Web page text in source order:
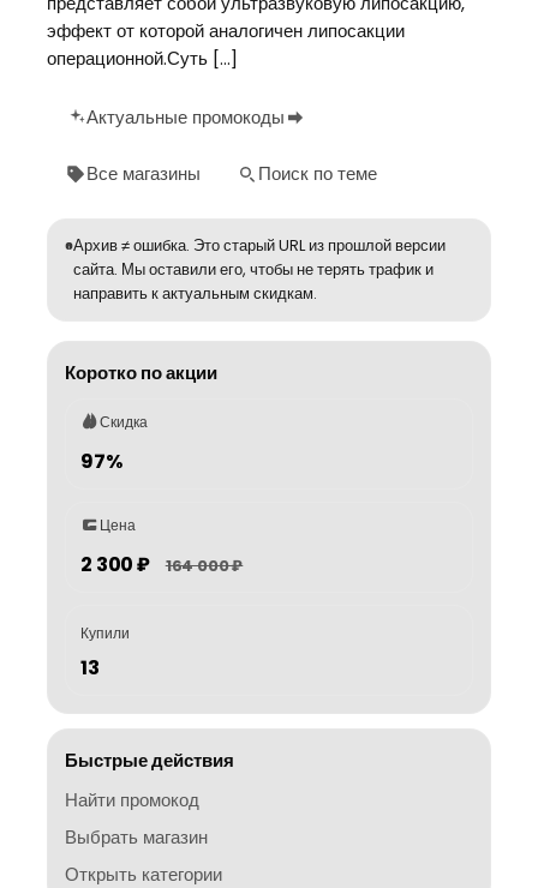
эффект от которой аналогичен липосакции
операционной.Суть […]
Актуальные промокоды
Все магазины Поиск по теме
Архив ≠ ошибка. Это старый URL из прошлой версии
сайта. Мы оставили его, чтобы не терять трафик и
направить к актуальным скидкам.
Коротко по акции
Скидка
97%
Цена
2 300 ₽ 164 000 ₽
Купили
13
Быстрые действия
Найти промокод
Выбрать магазин
Открыть категории